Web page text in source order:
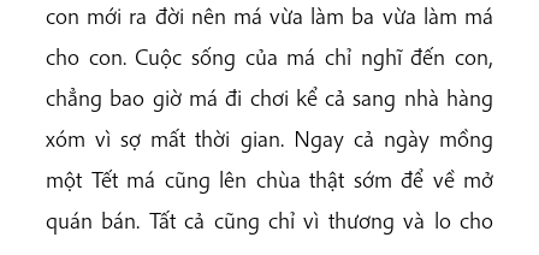
con mới ra đời nên má vừa làm ba vừa làm má
cho con. Cuộc sống của má chỉ nghĩ đến con,
chẳng bao giờ má đi chơi kể cả sang nhà hàng
xóm vì sợ mất thời gian. Ngay cả ngày mồng
một Tết má cũng lên chùa thật sớm để về mở
quán bán. Tất cả cũng chỉ vì thương và lo cho